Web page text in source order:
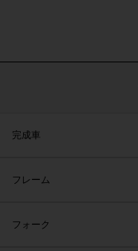
完成車
フレーム
フォーク